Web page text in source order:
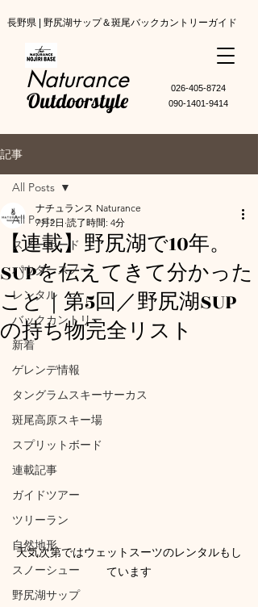
長野県 | 野尻湖サップ＆斑尾バックカントリーガイド
Naturance
Outdoorstyle
​026-405-8724
090-1401-9414
記事
All Posts
スノーボード
パウダースノー
レンタル
バックカントリー
新着
ゲレンデ情報
タングラムスキーサーカス
斑尾高原スキー場
スプリットボード
連載記事
ガイドツアー
ツリーラン
自然地形
スノーシュー
野尻湖サップ
All Posts
【連載】野尻湖で10年。
SUPを伝えてきて分かった
こと｜第5回／野尻湖SUP
の持ち物完全リスト
ナチュランス Naturance
7月2日 読了時間: 4分
天気次第ではウェットスーツのレンタルもし
ています